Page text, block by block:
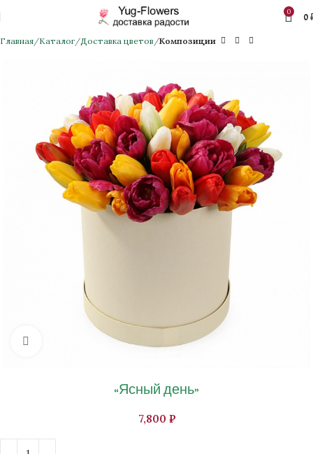
0 0
Главная Каталог Доставка цветов Композиции
Нажмите, чтобы увеличить изображение
«Ясный день»
₽